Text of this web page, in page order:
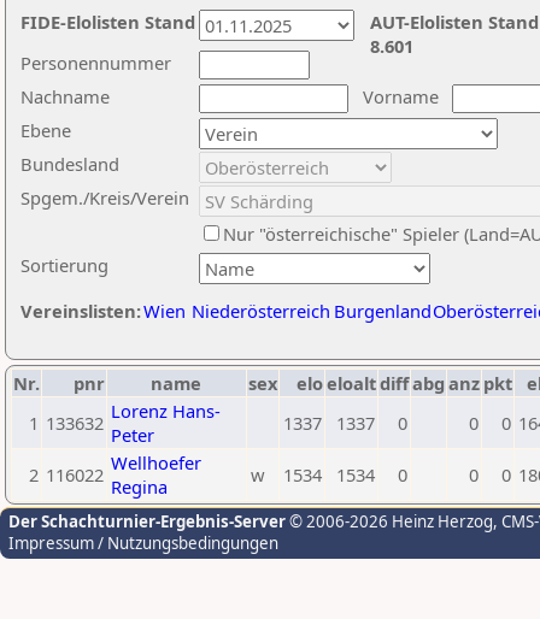
Nachname
Vorname
Ebene
Sortierung
Personennummer
Bundesland
Spgem./Kreis/Verein
Nur "österreichische" Spieler
Vereinslisten:Wien Niederösterreich Burgenland
AUT-Elolisten
8.601
FIDE-Elolisten Stand
Nr. pnr name sex eloeloaltdiffabg anz pkt
1 133632 Lorenz Hans-
Peter
1337 1337 0 0 0
2 116022 Wellhoefer
Regina
w 1534 1534 0 0 0
Der Schachturnier-Ergebnis-Server© 2006-2026 Heinz Herzog,
Impressum / Nutzungsbedingungen